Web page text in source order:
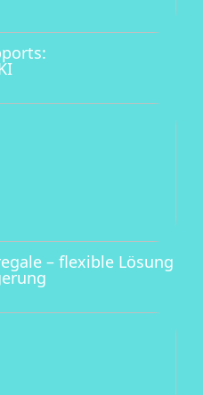
– flexible Lösung